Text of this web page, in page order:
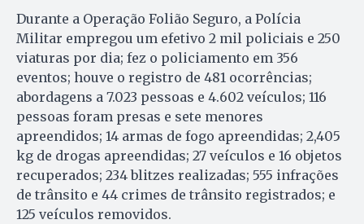
Durante a Operação Folião Seguro, a Polícia
Militar empregou um efetivo 2 mil policiais e 250
viaturas por dia; fez o policiamento em 356
eventos; houve o registro de 481 ocorrências;
abordagens a 7.023 pessoas e 4.602 veículos; 116
pessoas foram presas e sete menores
apreendidos; 14 armas de fogo apreendidas; 2,405
kg de drogas apreendidas; 27 veículos e 16 objetos
recuperados; 234 blitzes realizadas; 555 infrações
de trânsito e 44 crimes de trânsito registrados; e
125 veículos removidos.